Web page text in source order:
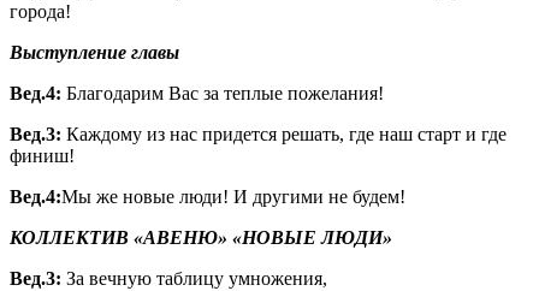
города!
Выступление главы
Вед.4: Благодарим Вас за теплые пожелания!
Вед.3: Каждому из нас придется решать, где наш старт и где
финиш!
Вед.4:Мы же новые люди! И другими не будем!
КОЛЛЕКТИВ «АВЕНЮ» «НОВЫЕ ЛЮДИ»
Вед.3: За вечную таблицу умножения,